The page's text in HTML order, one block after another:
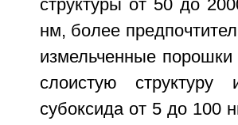
структуры от 50 до
нм, более
измельченные
слоистую
субоксида от 5 до 100